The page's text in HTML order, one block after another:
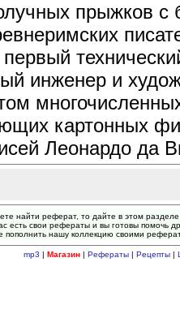
прыжков
инженер и
картонных
Леонардо да
найти реферат, то дайте в этом
есть свои рефераты и вы готовы помочь
пополнить нашу коллекцию своими
mp3 | Магазин| Рефераты| Рецепты|